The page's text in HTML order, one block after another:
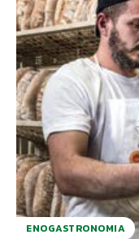
ENOGASTRONOMIA